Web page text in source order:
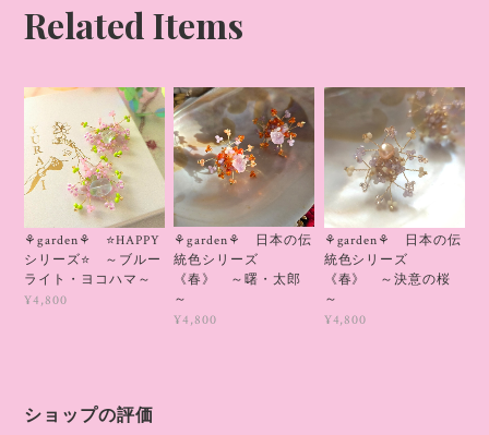
Related Items
⚘garden⚘ ⭐HAPPY
シリーズ⭐ ～ブルー
ライト・ヨコハマ～
¥4,800
⚘garden⚘ 日本の伝
統色シリーズ
《春》 ～曙・太郎
～
¥4,800
⚘garden⚘ 日本の伝
統色シリーズ
《春》 ～決意の桜
～
¥4,800
ショップの評価